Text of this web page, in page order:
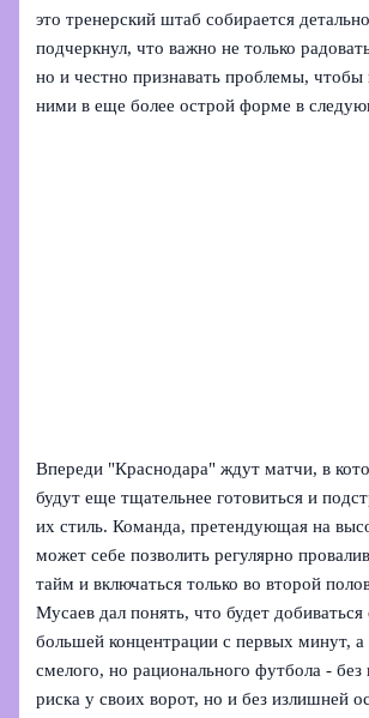
это тренерский штаб собирается
подчеркнул, что важно не только
но и честно признавать проблемы, чтобы
ними в еще более острой форме в
Впереди "Краснодара" ждут матчи, в
будут еще тщательнее готовиться и
их стиль. Команда, претендующая на
может себе позволить регулярно
тайм и включаться только во второй
Мусаев дал понять, что будет добиваться
большей концентрации с первых минут, а
смелого, но рационального футбола - без
риска у своих ворот, но и без излишней